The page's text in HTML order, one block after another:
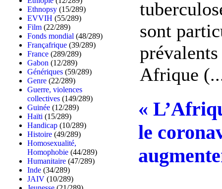
Ethnopsy (15/289)
EVVIH (55/289)
Film (22/289)
Fonds mondial (48/289)
Françafrique (39/289)
France (289/289)
Gabon (12/289)
Génériques (59/289)
Genre (22/289)
Guerre, violences
collectives (149/289)
Guinée (12/289)
Haïti (15/289)
Handicap (10/289)
Histoire (49/289)
Homosexualité,
Homophobie (44/289)
Humanitaire (47/289)
Inde (34/289)
JAIV (10/289)
sont
prévalents
Afrique
«
le